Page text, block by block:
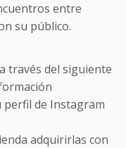
entre
su público.
través del siguiente
perfil de Instagram
adquirirlas con